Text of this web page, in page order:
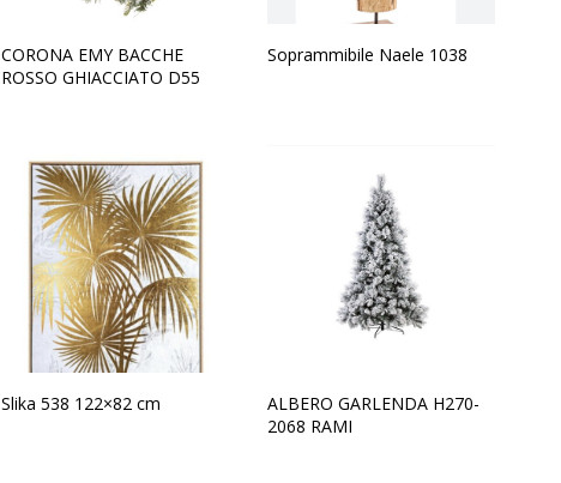
CORONA EMY BACCHE
ROSSO GHIACCIATO D55
Soprammibile Naele 1038
Slika 538 122×82 cm
ALBERO GARLENDA H270-
2068 RAMI